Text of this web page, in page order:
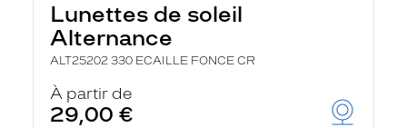
Lunettes de soleil
Alternance
ALT25202 330 ECAILLE FONCE CR
À partir de
29,00 €